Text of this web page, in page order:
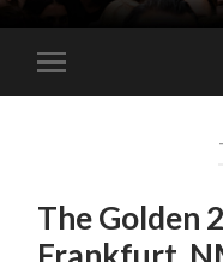
The Golden